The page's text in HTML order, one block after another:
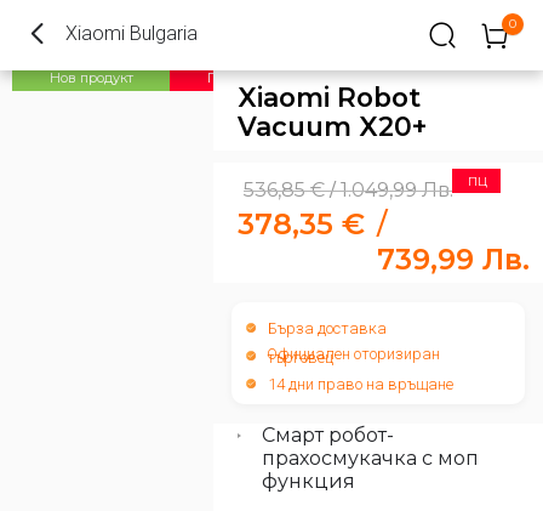
Xiaomi Bulgaria 0
Нов продукт ПЦ
Xiaomi Robot
Vacuum X20+
ПЦ
536,85€/1.049,99Лв.
378,35 € /
739,99 Лв.
Бърза доставка
Официален оторизиран
търговец
14 дни право на връщане
Смарт робот-
прахосмукачка с моп
функция